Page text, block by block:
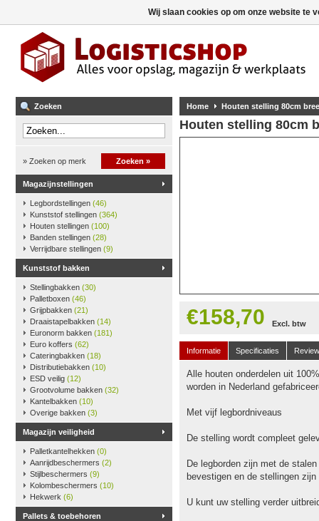
Zoeken
» Zoeken op merk Zoeken »
Magazijnstellingen
Legbordstellingen (46)
Kunststof stellingen (364)
Houten stellingen (100)
Banden stellingen (28)
Verrijdbare stellingen (9)
Kunststof bakken
Stellingbakken (30)
Palletboxen (46)
Grijpbakken (21)
Draaistapelbakken (14)
Euronorm bakken (181)
Euro koffers (62)
Cateringbakken (18)
Distributiebakken (10)
ESD veilig (12)
Grootvolume bakken (32)
Kantelbakken (10)
Overige bakken (3)
Magazijn veiligheid
Palletkantelhekken (0)
Aanrijdbeschermers (2)
Stijlbeschermers (9)
Kolombeschermers (10)
Hekwerk (6)
Pallets & toebehoren
Home Houten stelling 80cm
Houten stelling 80cm
€158,70 Excl. btw
Informatie Specificaties
Alle houten onderdelen uit
worden in Nederland
Met vijf legbordniveaus
De stelling wordt compleet
De legborden zijn met de
bevestigen en de stellingen
U kunt uw stelling verder
Wij slaan cookies op om onze website te